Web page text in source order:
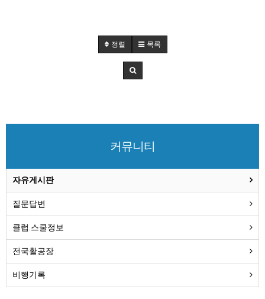
정렬 목록
커뮤니티
자유게시판
질문답변
클럽.스쿨정보
전국활공장
비행기록